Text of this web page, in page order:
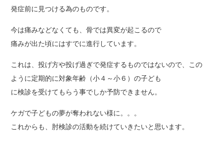
発症前に見つける為のものです。
今は痛みなどなくても、骨では異変が起こるので
痛みが出た頃にはすでに進行しています。
これは、投げ方や投げ過ぎで発症するものではないので、この
ように定期的に対象年齢（小４～小６）の子ども
に検診を受けてもらう事でしか予防できません。
ケガで子どもの夢が奪われない様に。。。
これからも、肘検診の活動を続けていきたいと思います。